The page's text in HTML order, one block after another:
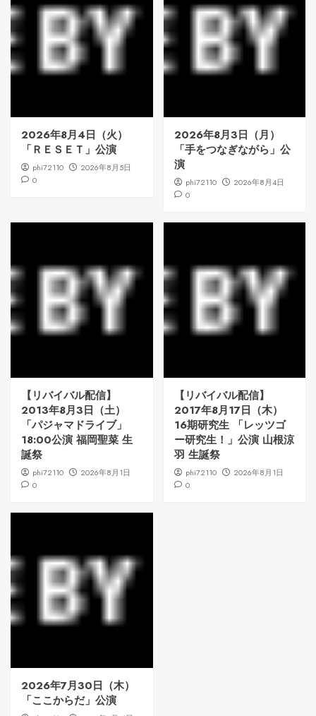
2026年8月4日（火）
「ＲＥＳＥＴ」公演
phi72110
2026年8月5日
0
2026年8月3日（月）
「手をつなぎながら」公
演
phi72110
2026年8月4日
0
【リバイバル配信】
2013年8月3日（土）
「パジャマドライブ」
18:00公演 福岡聖菜 生
誕祭
phi72110
2026年8月1日
0
【リバイバル配信】
2017年8月17日（木）
16期研究生 「レッツゴ
ー研究生！」公演 山根涼
羽 生誕祭
phi72110
2026年8月1日
0
2026年7月30日（木）
「ここからだ」公演